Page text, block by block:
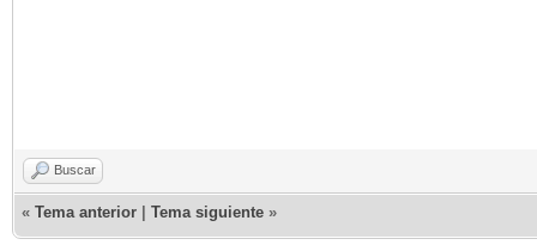
Buscar
« Tema anterior Tema siguiente »